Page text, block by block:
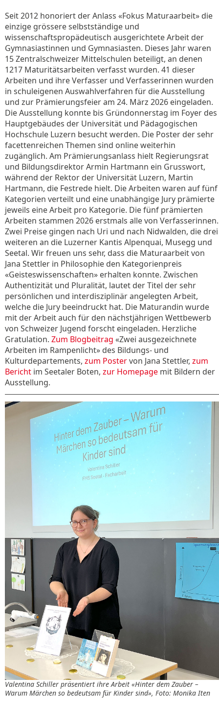
Seit 2012 honoriert der Anlass «Fokus Maturaarbeit» die
einzige grössere selbstständige und
wissenschaftspropädeutisch ausgerichtete Arbeit der
Gymnasiastinnen und Gymnasiasten. Dieses Jahr waren
15 Zentralschweizer Mittelschulen beteiligt, an denen
1217 Maturitätsarbeiten verfasst wurden. 41 dieser
Arbeiten und ihre Verfasser und Verfasserinnen wurden
in schuleigenen Auswahlverfahren für die Ausstellung
und zur Prämierungsfeier am 24. März 2026 eingeladen.
Die Ausstellung konnte bis Gründonnerstag im Foyer des
Hauptgebäudes der Universität und Pädagogischen
Hochschule Luzern besucht werden. Die Poster der sehr
facettenreichen Themen sind online weiterhin
zugänglich. Am Prämierungsanlass hielt Regierungsrat
und Bildungsdirektor Armin Hartmann ein Grusswort,
während der Rektor der Universität Luzern, Martin
Hartmann, die Festrede hielt. Die Arbeiten waren auf fünf
Kategorien verteilt und eine unabhängige Jury prämierte
jeweils eine Arbeit pro Kategorie. Die fünf prämierten
Arbeiten stammen 2026 erstmals alle von Verfasserinnen.
Zwei Preise gingen nach Uri und nach Nidwalden, die drei
weiteren an die Luzerner Kantis Alpenquai, Musegg und
Seetal. Wir freuen uns sehr, dass die Maturaarbeit von
Jana Stettler in Philosophie den Kategorienpreis
«Geisteswissenschaften» erhalten konnte. Zwischen
Authentizität und Pluralität, lautet der Titel der sehr
persönlichen und interdisziplinär angelegten Arbeit,
welche die Jury beeindruckt hat. Die Maturandin wurde
mit der Arbeit auch für den nächstjährigen Wettbewerb
von Schweizer Jugend forscht eingeladen. Herzliche
Gratulation. Zum Blogbeitrag «Zwei ausgezeichnete
Arbeiten im Rampenlicht» des Bildungs- und
Kulturdepartements, zum Postervon Jana Stettler, zum
Bericht im Seetaler Boten, zur Homepage mit Bildern der
Ausstellung.
Valentina Schiller präsentiert ihre Arbeit «Hinter dem Zauber –
Warum Märchen so bedeutsam für Kinder sind», Foto: Monika Iten